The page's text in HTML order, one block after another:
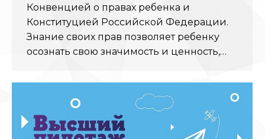
Конвенцией о правах ребенка и
Конституцией Российской Федерации.
Знание своих прав позволяет ребенку
осознать свою значимость и ценность,…